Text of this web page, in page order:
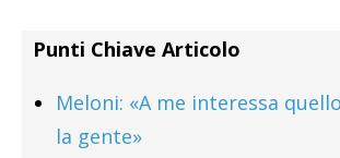
Punti Chiave Articolo
Meloni: «A me interessa
la gente»